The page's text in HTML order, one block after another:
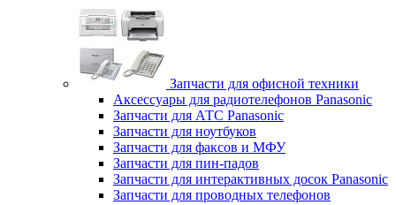
Запчасти для офисной техники
Аксессуары для радиотелефонов Panasonic
Запчасти для АТС Panasonic
Запчасти для ноутбуков
Запчасти для факсов и МФУ
Запчасти для пин-падов
Запчасти для интерактивных досок Panasonic
Запчасти для проводных телефонов